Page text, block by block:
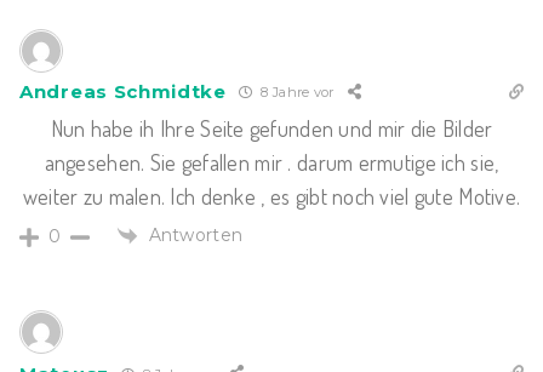
Andreas Schmidtke 8 Jahre vor
Nun habe ih Ihre Seite gefunden und mir die Bilder
angesehen. Sie gefallen mir . darum ermutige ich sie,
weiter zu malen. Ich denke , es gibt noch viel gute Motive.
0 Antworten